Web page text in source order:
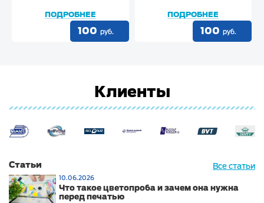
ПОДРОБНЕЕ
100 руб.
ПОДРОБНЕЕ
100 руб.
Клиенты
Статьи Все статьи
10.06.2026
Что такое цветопроба и зачем она нужна
перед печатью